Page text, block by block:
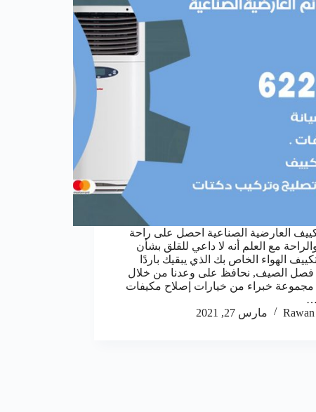
العارضية الصناعية احصل على راحة
والراحة مع العلم أنه لا داعي للقلق بشأن
الهواء الخاص بك الذي يبقيك باردًا
الصيف, نحافظ على وعدنا من خلال
خبراء من خيارات إصلاح مكيفات
Rawan
مارس 27, 2021